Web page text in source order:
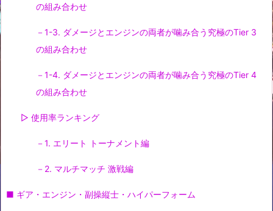
の組み合わせ
－1-3. ダメージとエンジンの両者が噛み合う究極のTier 3
の組み合わせ
－1-4. ダメージとエンジンの両者が噛み合う究極のTier 4
の組み合わせ
▷ 使用率ランキング
－1. エリート トーナメント編
－2. マルチマッチ 激戦編
■ ギア・エンジン・副操縦士・ハイパーフォーム